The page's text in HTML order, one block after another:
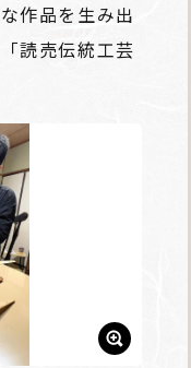
作品を生み出
読売伝統工芸